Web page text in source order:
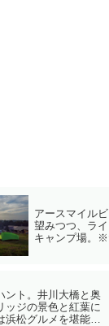
アースマイル
望みつつ、ラ
キャンプ場。※
ント。井川大橋と奥
ッジの景色と紅葉に
松グルメを堪能で